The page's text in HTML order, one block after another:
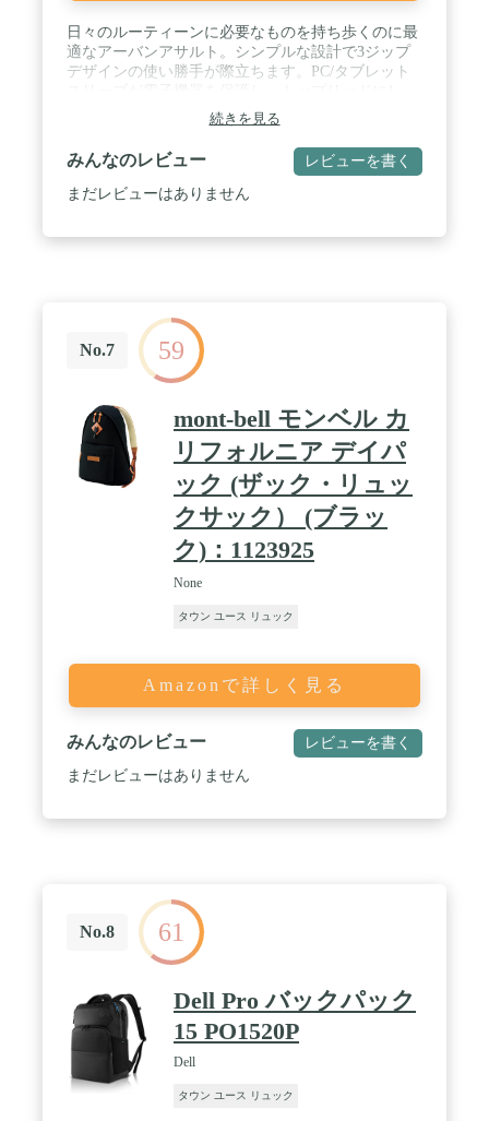
日々のルーティーンに必要なものを持ち歩くのに最
適なアーバンアサルト。シンプルな設計で3ジップ
デザインの使い勝手が際立ちます。PC/タブレット
つ、パック内部に2つのジッパー付きポケットが小
物の整理に役立ちます。 / 容量 21L / 重量 約1.3kg /
素材 500DCORDURAfabricandYKKzippers
続きを見る
みんなのレビュー レビューを書く
まだレビューはありません
No.7 59
mont-bell モンベル カ
リフォルニア デイパ
ック (ザック・リュッ
クサック） (ブラッ
ク)：1123925
None
タウン ユース リュック
Amazonで詳しく見る
みんなのレビュー レビューを書く
まだレビューはありません
No.8 61
Dell Pro バックパック
15 PO1520P
Dell
タウン ユース リュック